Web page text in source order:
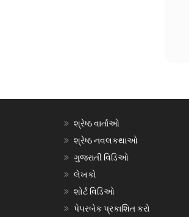
શ્રેષ્ઠ વાર્તાઓ
શ્રેષ્ઠ નવલકથાઓ
ગુજરાતી વિડિઓ
લેખકો
શોર્ટ વિડિઓ
પેપરબેક પ્રકાશિત કરો